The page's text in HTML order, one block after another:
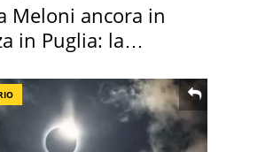
Meloni ancora in
in Puglia: la